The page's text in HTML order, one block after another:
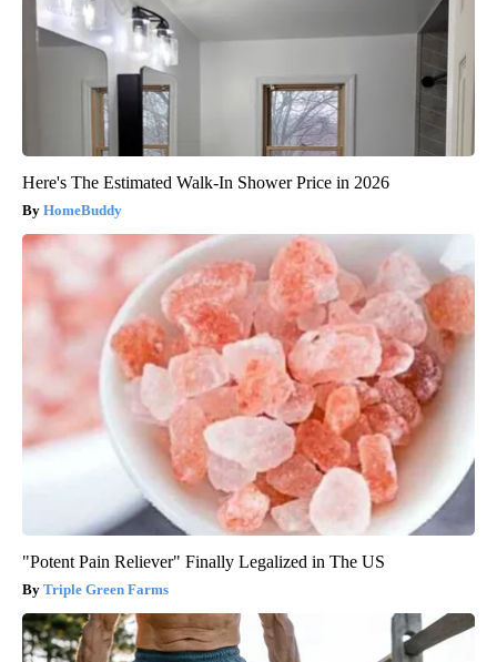
Here's The Estimated Walk-In Shower Price in 2026
HomeBuddy
"Potent Pain Reliever" Finally Legalized in The US
Triple Green Farms